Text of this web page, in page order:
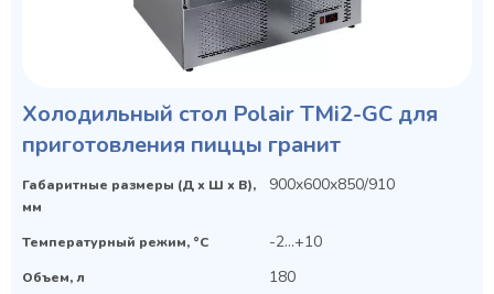
Холодильный стол Polair TMi2-GC для
приготовления пиццы гранит
Габаритные размеры (Д х Ш х В),
мм
900x600x850/910
Температурный режим, °C -2...+10
Объем, л 180